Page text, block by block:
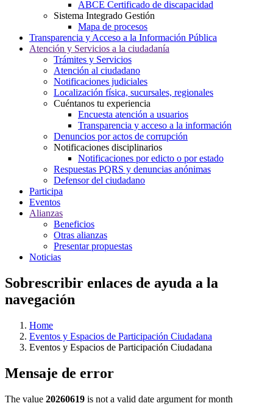
ABCE Certificado de discapacidad
Sistema Integrado Gestión
Mapa de procesos
Transparencia y Acceso a la Información Pública
Atención y Servicios a la ciudadanía
Trámites y Servicios
Atención al ciudadano
Notificaciones judiciales
Localización física, sucursales, regionales
Cuéntanos tu experiencia
Encuesta atención a usuarios
Transparencia y acceso a la información
Denuncios por actos de corrupción
Notificaciones disciplinarios
Notificaciones por edicto o por estado
Respuestas PQRS y denuncias anónimas
Defensor del ciudadano
Participa
Eventos
Alianzas
Beneficios
Otras alianzas
Presentar propuestas
Noticias
Sobrescribir enlaces de ayuda a la
navegación
Home
Eventos y Espacios de Participación Ciudadana
Eventos y Espacios de Participación Ciudadana
Mensaje de error
The value 20260619 is not a valid date argument for month